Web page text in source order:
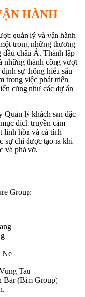
HÀNH
quản lý và vận hành
trong những thương
đầu châu Á. Thành lập
những thành công vượt
sự thông hiểu sâu
trong việc phát triển
cũng như các dự án
Quản lý khách sạn đặc
đích truyền cảm
linh hồn và cá tính
sự chỉ được tạo ra khi
và phá vỡ.
Group:
Ne
Tau
Bar (Bim Group)